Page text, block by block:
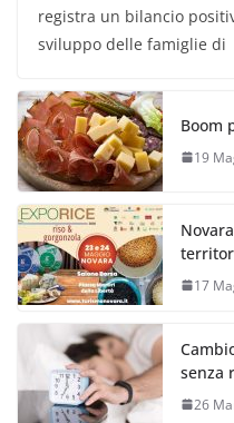
registra un bilancio
sviluppo delle famiglie di
Boom
19
17
senza
26